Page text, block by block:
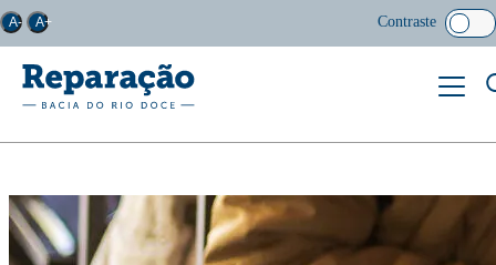
A- A+ Contraste